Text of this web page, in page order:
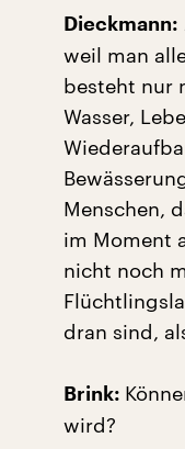
Dieckmann:
weil man
besteht nur
Wasser,
Menschen,
im Moment
nicht noch
dran sind,
Brink:
wird?